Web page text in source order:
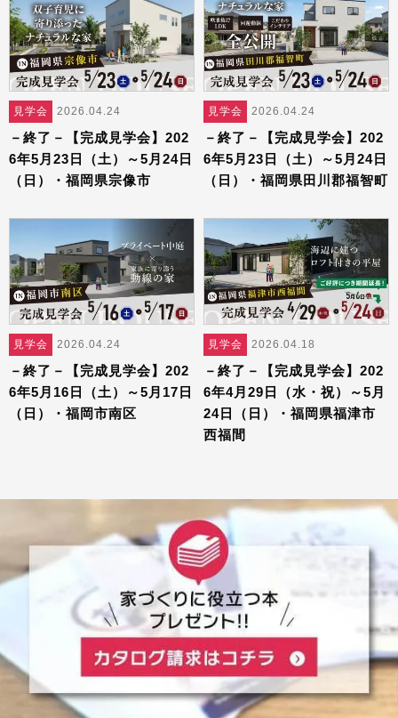
見学会 2026.04.24
－終了－【完成見学会】202
6年5月23日（土）～5月24日
（日）・福岡県宗像市
見学会 2026.04.24
－終了－【完成見学会】202
6年5月23日（土）～5月24日
（日）・福岡県田川郡福智町
見学会 2026.04.24
－終了－【完成見学会】202
6年5月16日（土）～5月17日
（日）・福岡市南区
見学会 2026.04.18
－終了－【完成見学会】202
6年4月29日（水・祝）～5月
24日（日）・福岡県福津市
西福間